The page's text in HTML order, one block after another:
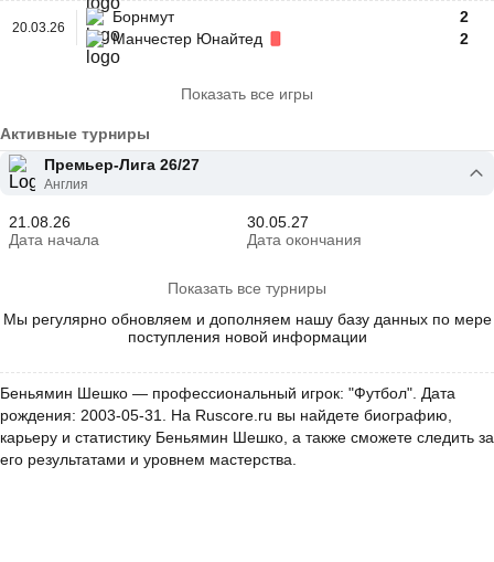
20.03.26
Борнмут
Манчестер Юнайтед
2
2
Показать все игры
Активные турниры
Премьер-Лига 26/27
Англия
21.08.26
Дата начала
30.05.27
Дата окончания
Показать все турниры
Мы регулярно обновляем и дополняем нашу базу данных по мере
поступления новой информации
Беньямин Шешко — профессиональный игрок: "Футбол". Дата
рождения: 2003-05-31. На Ruscore.ru вы найдете биографию,
карьеру и статистику Беньямин Шешко, а также сможете следить за
его результатами и уровнем мастерства.